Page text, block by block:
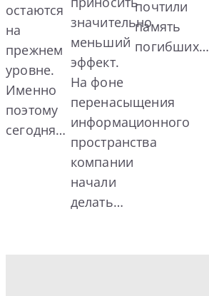
остаются
на
прежнем
уровне.
Именно
поэтому
сегодня…
значительно
меньший
эффект.
На фоне
перенасыщения
информационного
пространства
компании
начали
делать…
почтили
память
погибших…